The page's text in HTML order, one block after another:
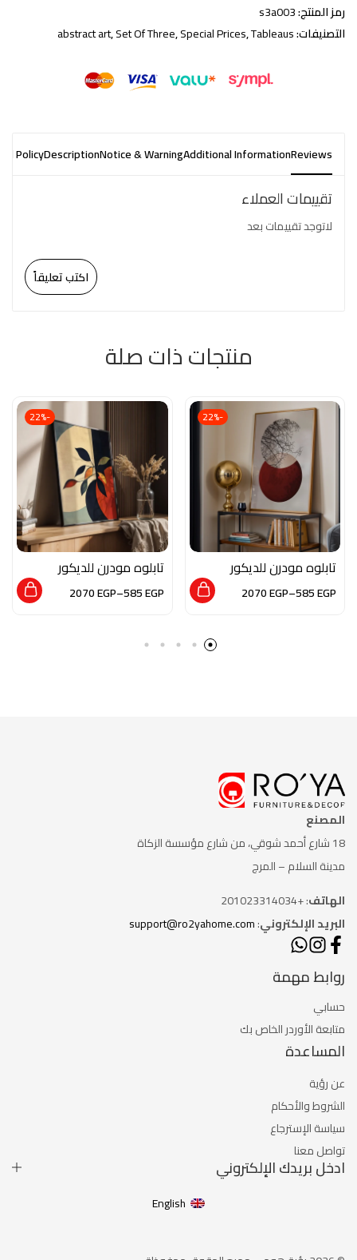
رمز المنتج:s3a003
التصنيفات:
abstract art,Set Of Three,Special Prices,Tableaus
Reviews
Additional Information
Notice & Warning
Description
Policy
تقييمات العملاء
لاتوجد تقييمات بعد
اكتب تعليقاً
منتجات ذات صلة
-22%
تابلوه مودرن للديكور
من الخشب الطبيعي و
الزجاج بلمسه من الفن
585EGP
–
2070EGP
-22%
تابلوه مودرن للديكور
من الخشب الطبيعي و
الزجاج بلمسه من الفن
585EGP
–
2070EGP
المصنع
18 شارع أحمد شوقي، من شارع
مؤسسة الزكاة
مدينة السلام – المرج
الهاتف: +201023314034
البريد الإلكتروني:
support@ro2yahome.com
روابط مهمة
حسابي
متابعة الأوردر الخاص بك
المساعدة
عن رؤية
الشروط والأحكام
سياسة الإسترجاع
تواصل معنا
ادخل بريدك الإلكتروني
English